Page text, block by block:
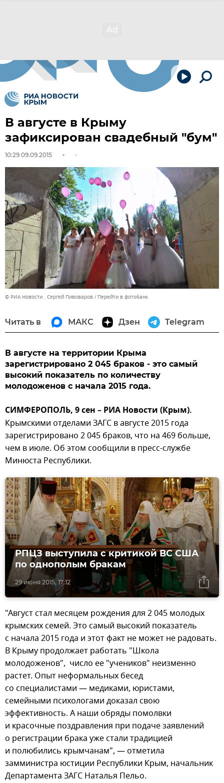
В августе в Крыму
зафиксирован свадебный "бум"
10:29 09.09.2015
© РИА Новости . Сергей Пивоваров Перейти в фотобанк
Читать в МАКС Дзен Telegram
В августе на территории Крыма
зарегистрировано 2 045 браков - это самый
высокий показатель по количеству
молодоженов с начала 2015 года.
СИМФЕРОПОЛЬ, 9 сен – РИА Новости (Крым).
Крымскими отделами ЗАГС в августе 2015 года
зарегистрировано 2 045 браков, что на 469 больше,
чем в июле. Об этом сообщили в пресс-службе
Минюста Республики.
29 июня 2015, 17:12
РПЦЗ выступила c критикой ВС США
по однополым бракам
"Август стал месяцем рождения для 2 045 молодых
крымских семей. Это самый высокий показатель
с начала 2015 года и этот факт не может не радовать.
В Крыму продолжает работать "Школа
молодоженов", число ее "учеников" неизменно
растет. Опыт неформальных бесед
со специалистами — медиками, юристами,
семейными психологами доказал свою
эффективность. А наши обряды помолвки
и красочные поздравления при подаче заявлений
о регистрации брака уже стали традицией
и полюбились крымчанам", — отметила
замминистра юстиции Республики Крым, начальник
Департамента ЗАГС Наталья Пельо.